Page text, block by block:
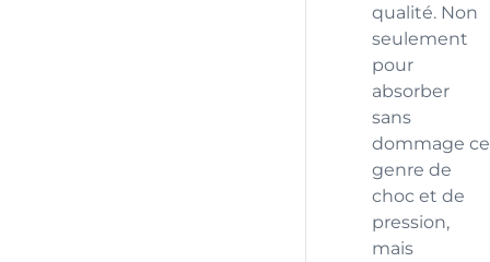
qualité. Non
seulement
pour
absorber
sans
dommage ce
genre de
choc et de
pression,
mais